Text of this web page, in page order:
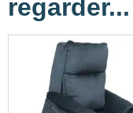
regarder...